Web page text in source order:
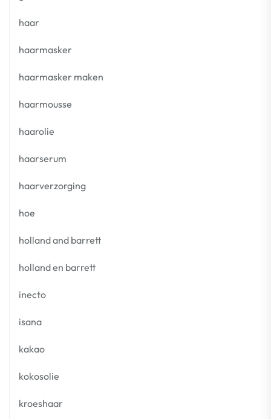
haar
haarmasker
haarmasker maken
haarmousse
haarolie
haarserum
haarverzorging
hoe
holland and barrett
holland en barrett
inecto
isana
kakao
kokosolie
kroeshaar